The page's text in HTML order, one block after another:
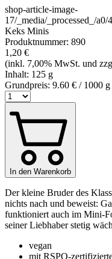
shop-article-image-
17/_media/_processed_/
Keks Minis
Produktnummer: 890
1,20 €
(inkl. 7,00% MwSt. und
Inhalt: 125 g
Grundpreis: 9.60 € / 1000 g
In den Warenkorb
Der kleine Bruder des
nichts nach und beweist:
funktioniert auch im
seiner Liebhaber stetig
vegan
mit RSPO-